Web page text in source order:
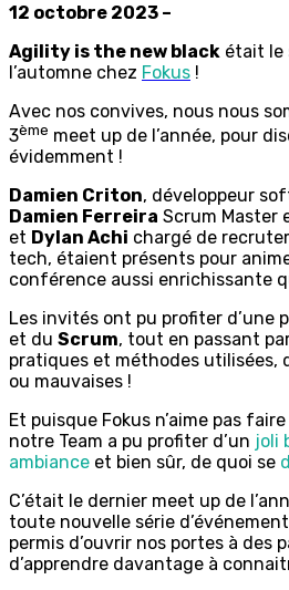
12 octobre 2023 –
Agility is the new black était le
l’automne chez Fokus !
Avec nos convives, nous nous
3ème meet up de l’année, pour
évidemment !
Damien Criton, développeur
Damien Ferreira Scrum Master
et Dylan Achi chargé de
tech, étaient présents pour
conférence aussi enrichissante
Les invités ont pu profiter d’une
et du Scrum, tout en passant
pratiques et méthodes utilisées,
ou mauvaises !
Et puisque Fokus n’aime pas
notre Team a pu profiter d’un joli
ambiance et bien sûr, de quoi se
C’était le dernier meet up de
toute nouvelle série
permis d’ouvrir nos portes à des
d’apprendre davantage à